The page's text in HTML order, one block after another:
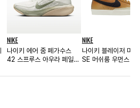
NIKE
나이키 에어 줌 페가수스
42 스프루스 아우라 페일
NIKE
나이키 블레이저 미
SE 머쉬룸 우먼스